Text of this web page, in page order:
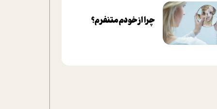
چرا از خودم متنفرم؟